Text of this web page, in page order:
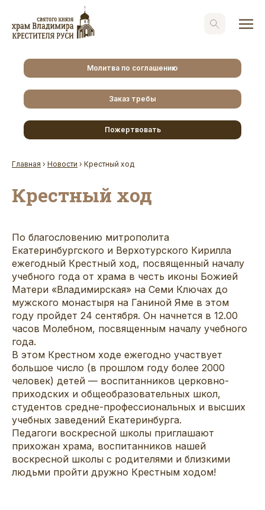
Молитва по соглашению
Заказ требы
Пожертвовать
Главная › Новости › Крестный ход
Крестный ход
По благословению митрополита
Екатеринбургского и Верхотурского Кирилла
ежегодный Крестный ход, посвященный началу
учебного года от храма в честь иконы Божией
Матери «Владимирская» на Семи Ключах до
мужского монастыря на Ганиной Яме в этом
году пройдет 24 сентября. Он начнется в 12.00
часов Молебном, посвященным началу учебного
года.
В этом Крестном ходе ежегодно участвует
большое число (в прошлом году более 2000
человек) детей — воспитанников церковно-
приходских и общеобразовательных школ,
студентов средне-профессиональных и высших
учебных заведений Екатеринбурга.
Педагоги воскресной школы приглашают
прихожан храма, воспитанников нашей
воскресной школы с родителями и близкими
людьми пройти дружно Крестным ходом!